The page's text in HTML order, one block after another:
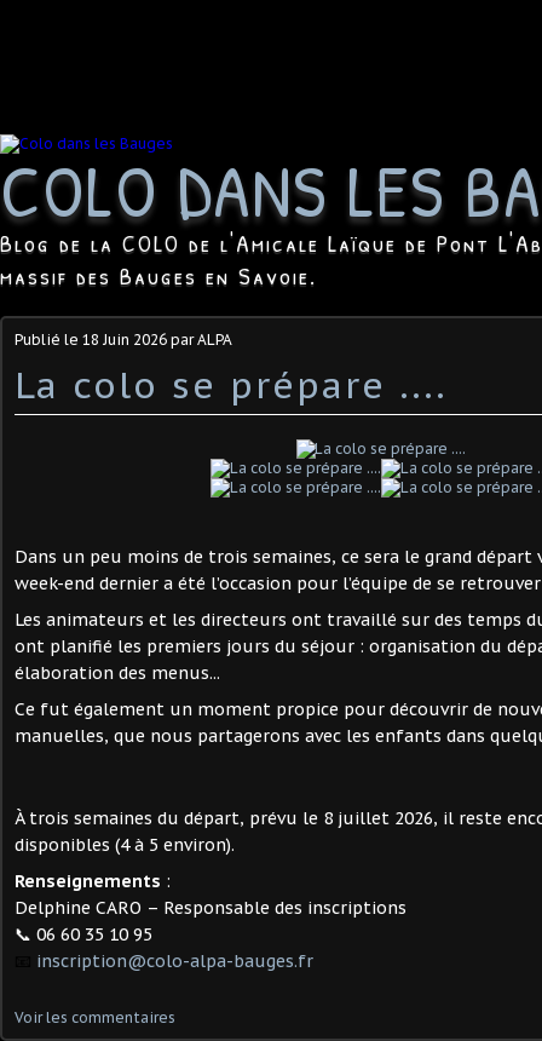
COLO DANS LES
Blog de la COLO de l'Amicale Laïque de Pont
massif des Bauges en Savoie.
Publié le 18 Juin 2026 par ALPA
La colo se prépare ....
Dans un peu moins de trois semaines, ce sera le grand départ
week-end dernier a été l’occasion pour l’équipe de se
Les animateurs et les directeurs ont travaillé sur des temps
ont planifié les premiers jours du séjour : organisation du
élaboration des menus...
Ce fut également un moment propice pour découvrir de
manuelles, que nous partagerons avec les enfants dans
À trois semaines du départ, prévu le 8 juillet 2026, il reste
disponibles (4 à 5 environ).
Renseignements :
Delphine CARO – Responsable des inscriptions
📞 06 60 35 10 95
inscription@colo-alpa-bauges.fr
Voir les commentaires